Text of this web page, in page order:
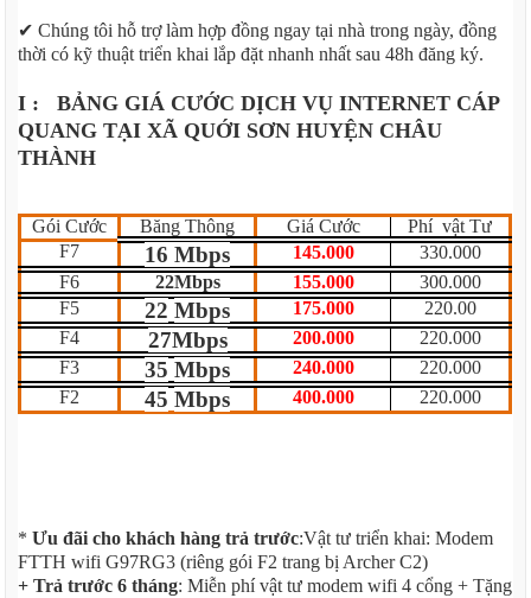
✔ Chúng tôi hỗ trợ làm hợp đồng ngay tại nhà trong ngày, đồng
thời có kỹ thuật triển khai lắp đặt nhanh nhất sau 48h đăng ký.
I : BẢNG GIÁ CƯỚC DỊCH VỤ INTERNET CÁP
QUANG TẠI XÃ QUỚI SƠN HUYỆN CHÂU
THÀNH
Gói Cước Băng Thông Giá Cước
Phí vật Tư
F7
16 Mbps 145.000
330.000
F6
22Mbps 155.000
300.000
F5
22 Mbps 175.000
220.00
F4
27Mbps 200.000
220.000
F3
35 Mbps 240.000
220.000
F2
45 Mbps 400.000 220.000
*Ưu đãi cho khách hàng trả trước:Vật tư triển khai: Modem
FTTH wifi G97RG3 (riêng gói F2 trang bị Archer C2)
+ Trả trước 6 tháng: Miễn phí vật tư modem wifi 4 cổng + Tặng